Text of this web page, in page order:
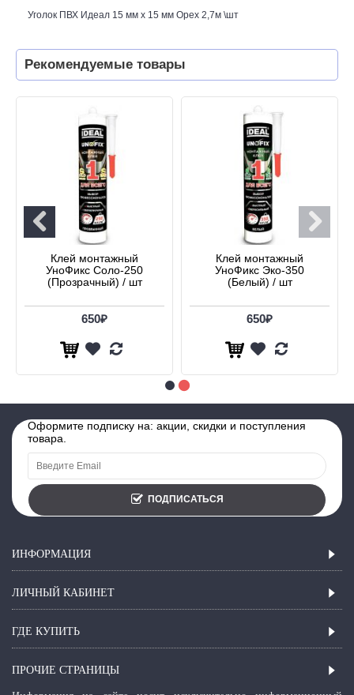
Уголок ПВХ Идеал 15 мм х 15 мм Орех 2,7м \шт
Рекомендуемые товары
Клей монтажный
УноФикс Соло-250
(Прозрачный) / шт
650₽
Клей монтажный
УноФикс Эко-350
(Белый) / шт
650₽
Оформите подписку на: акции, скидки и поступления
товара.
ПОДПИСАТЬСЯ
ИНФОРМАЦИЯ
ЛИЧНЫЙ КАБИНЕТ
ГДЕ КУПИТЬ
ПРОЧИЕ СТРАНИЦЫ